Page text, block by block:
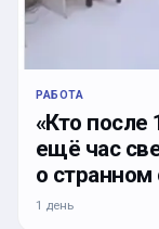
РАБОТА
«Кто после
ещё час
о
1 день